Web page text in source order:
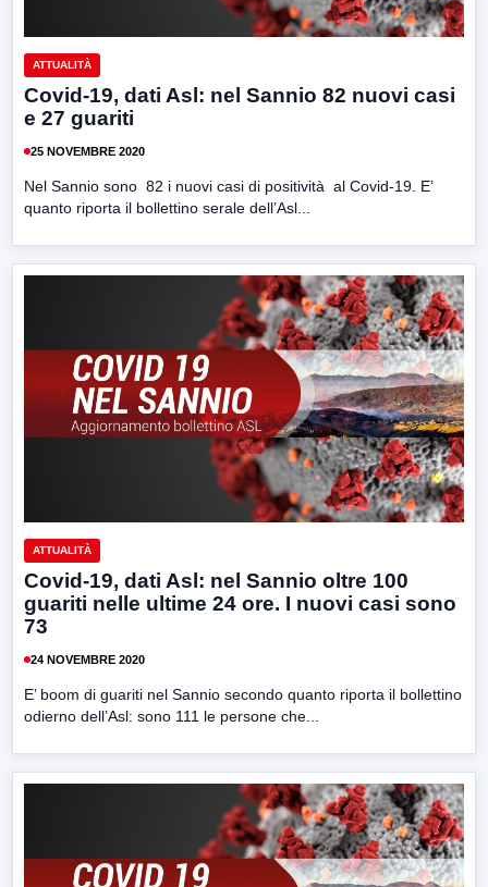
ATTUALITÀ
Covid-19, dati Asl: nel Sannio 82 nuovi casi
e 27 guariti
25 NOVEMBRE 2020
Nel Sannio sono 82 i nuovi casi di positività al Covid-19. E’
quanto riporta il bollettino serale dell’Asl...
ATTUALITÀ
Covid-19, dati Asl: nel Sannio oltre 100
guariti nelle ultime 24 ore. I nuovi casi sono
73
24 NOVEMBRE 2020
E’ boom di guariti nel Sannio secondo quanto riporta il bollettino
odierno dell’Asl: sono 111 le persone che...